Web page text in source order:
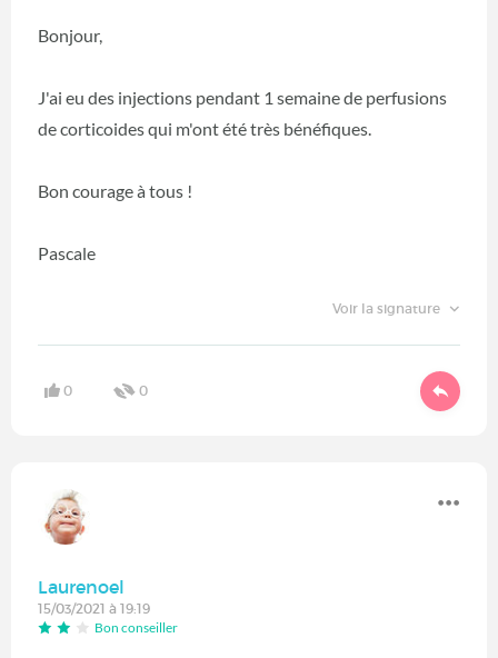
Bonjour,
J'ai eu des injections pendant 1 semaine de perfusions
de corticoides qui m'ont été très bénéfiques.
Bon courage à tous !
Pascale
Voir la signature
0 0
Laurenoel
15/03/2021 à 19:19
Bon conseiller